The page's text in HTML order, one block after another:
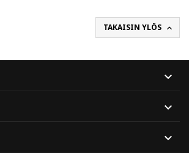
TAKAISIN YLÖS 


